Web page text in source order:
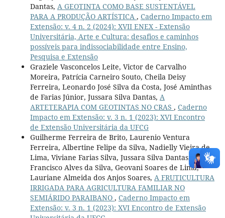
Dantas, A GEOTINTA COMO BASE SUSTENTÁVEL
PARA A PRODUÇÃO ARTÍSTICA , Caderno Impacto em
Extensão: v. 4 n. 2 (2024): XVII ENEX - Extensão
Universitária, Arte e Cultura: desafios e caminhos
possíveis para indissociabilidade entre Ensino,
Pesquisa e Extensão
Graziele Vasconcelos Leite, Victor de Carvalho
Moreira, Patrícia Carneiro Souto, Cheila Deisy
Ferreira, Leonardo José Silva da Costa, José Aminthas
de Farias Júnior, Jussara Silva Dantas, A
ARTETERAPIA COM GEOTINTAS NO CRAS , Caderno
Impacto em Extensão: v. 3 n. 1 (2023): XVI Encontro
de Extensão Universitária da UFCG
Guilherme Ferreira de Brito, Laurenio Ventura
Ferreira, Albertine Felipe da Silva, Nadielly Vieira de
Lima, Viviane Farias Silva, Jussara Silva Dantas,
Francisco Alves da Silva, Geovani Soares de Lima,
Lauriane Almeida dos Anjos Soares, A FRUTICULTURA
IRRIGADA PARA AGRICULTURA FAMILIAR NO
SEMIÁRIDO PARAIBANO , Caderno Impacto em
Extensão: v. 3 n. 1 (2023): XVI Encontro de Extensão